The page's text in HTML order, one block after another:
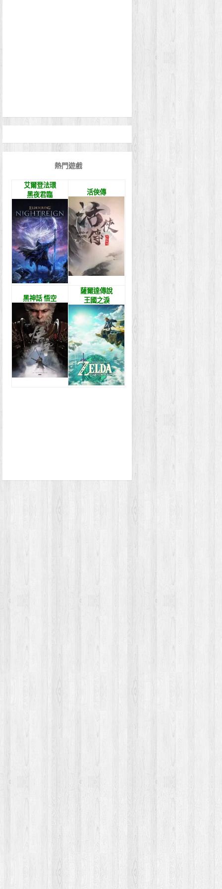
熱門遊戲
艾爾登法環
黑夜君臨
活俠傳
黑神話 悟空
薩爾達傳說
王國之淚